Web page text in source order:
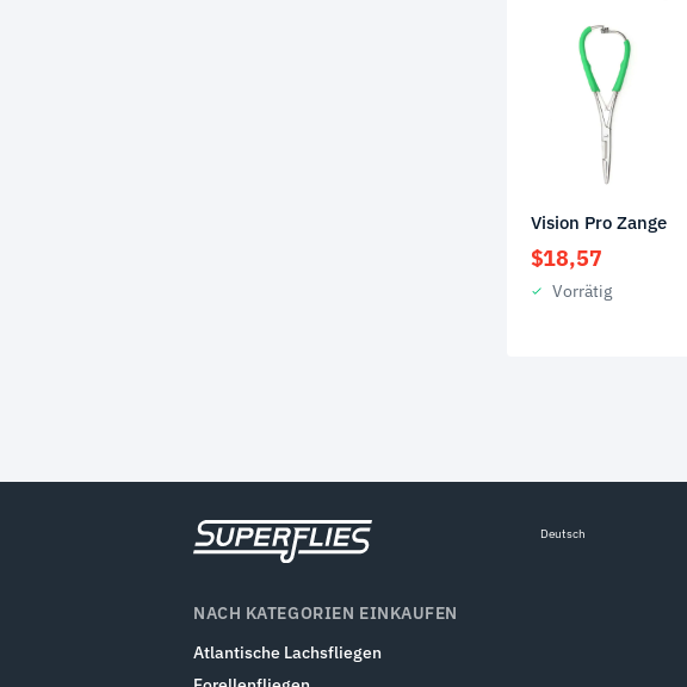
Vision Pro Zange
$18,57
Vorrätig
Deutsch
NACH KATEGORIEN EINKAUFEN
Atlantische Lachsfliegen